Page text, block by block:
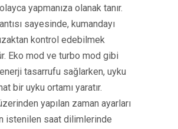
yapmanıza olanak tanır.
sayesinde, kumandayı
kontrol edebilmek
Eko mod ve turbo mod gibi
tasarrufu sağlarken, uyku
bir uyku ortamı yaratır.
yapılan zaman ayarları
istenilen saat dilimlerinde